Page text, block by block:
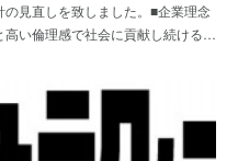
見直しを致しました。■企業理念
高い倫理感で社会に貢献し続ける…